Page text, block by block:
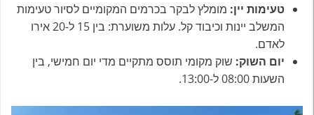
טעימות יין: מומלץ לבקר בכרמים המקומיים לסיור טעימות
המשלב יינות וכיבוד קל. עלות משוערת: בין 15 ל-20 אירו
לאדם.
יום השוק: שוק מקומי תוסס מתקיים מדי יום חמישי, בין
השעות 08:00 ל-13:00.